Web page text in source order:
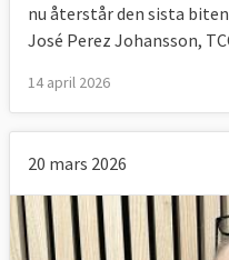
nu återstår den sista
José Perez Johansson,
14 april 2026
20 mars 2026